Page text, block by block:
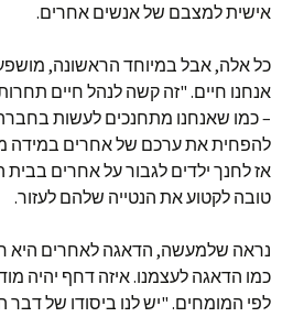
אישית למצבם של אנשים אחרים.
כל אלה, אבל במיוחד הראשונה,
אנחנו חיים. "זה קשה לנהל חיים
– כמו שאנחנו מתחנכים לעשות
להפחית את ערכם של אחרים במידה
אז לחנך ילדים לגבור על אחרים
טובה לקטוע את הנטייה שלהם לעזור.
נראה שלמעשה, הדאגה לאחרים היא
כמו הדאגה לעצמנו. איזה דחף יהיה
לפי המומחים. "יש לנו ביסודו של